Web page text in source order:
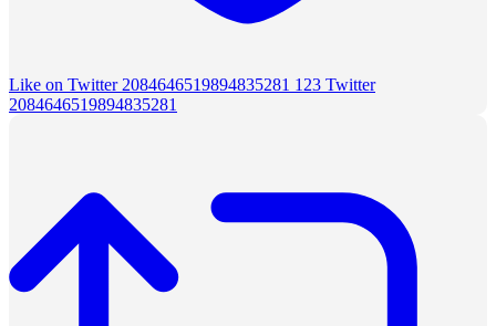
Like on Twitter 2084646519894835281 123 Twitter
2084646519894835281